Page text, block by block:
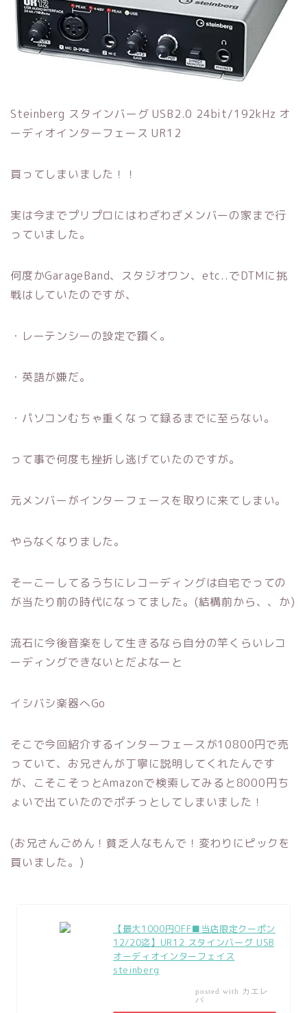
Steinberg スタインバーグ USB2.0 24bit/192kHz オ
ーディオインターフェース UR12
買ってしまいました！！
実は今までプリプロにはわざわざメンバーの家まで行
っていました。
何度かGarageBand、スタジオワン、etc..でDTMに挑
戦はしていたのですが、
・レーテンシーの設定で躓く。
・英語が嫌だ。
・パソコンむちゃ重くなって録るまでに至らない。
って事で何度も挫折し逃げていたのですが。
元メンバーがインターフェースを取りに来てしまい。
やらなくなりました。
そーこーしてるうちにレコーディングは自宅でっての
が当たり前の時代になってました。(結構前から、、か)
流石に今後音楽をして生きるなら自分の竿くらいレコ
ーディングできないとだよなーと
イシバシ楽器へGo
そこで今回紹介するインターフェースが10800円で売
っていて、お兄さんが丁寧に説明してくれたんです
が、こそこそっとAmazonで検索してみると8000円ち
ょいで出ていたのでポチっとしてしまいました！
(お兄さんごめん！貧乏人なもんで！変わりにピックを
買いました。)
【最大1000円OFF■当店限定クーポン
12/20迄】UR12 スタインバーグ USB
オーディオインターフェイス
steinberg
posted with カエレ
バ